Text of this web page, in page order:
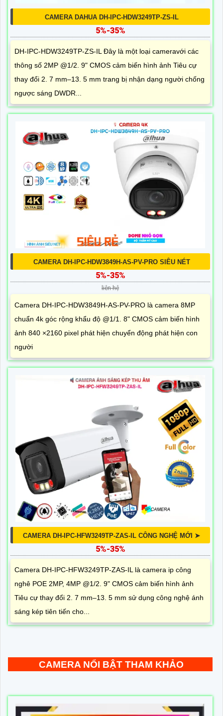
CAMERA DAHUA DH-IPC-HDW3249TP-ZS-IL
5%-35%
DH-IPC-HDW3249TP-ZS-IL Đây là một loại cameravới các
thông số 2MP @1/2. 9" CMOS cảm biến hình ảnh Tiêu cự
thay đổi 2. 7 mm–13. 5 mm trang bị nhận dạng người chống
ngược sáng DWDR...
CAMERA DH-IPC-HDW3849H-AS-PV-PRO SIÊU NÉT
5%-35%
liên hệ
Camera DH-IPC-HDW3849H-AS-PV-PRO là camera 8MP
chuẩn 4k góc rộng khẩu độ @1/1. 8" CMOS cảm biến hình
ảnh 840 ×2160 pixel phát hiện chuyển động phát hiện con
người
CAMERA DH-IPC-HFW3249TP-ZAS-IL CÔNG NGHỆ MỚI ➤
5%-35%
Camera DH-IPC-HFW3249TP-ZAS-IL là camera ip công
nghê POE 2MP, 4MP @1/2. 9" CMOS cảm biến hình ảnh
Tiêu cự thay đổi 2. 7 mm–13. 5 mm sử dụng công nghệ ánh
sáng kép tiên tiến cho...
CAMERA NỔI BẬT THAM KHẢO